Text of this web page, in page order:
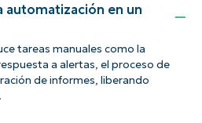
automatización en un
tareas manuales como la
a alertas, el proceso de
de informes, liberando